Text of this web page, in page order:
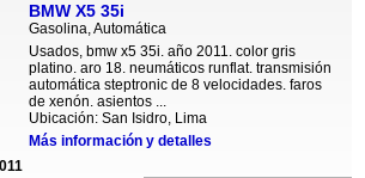
BMW X5 35i
Gasolina, Automática
Usados, bmw x5 35i. año 2011. color gris
platino. aro 18. neumáticos runflat. transmisión
automática steptronic de 8 velocidades. faros
de xenón. asientos ...
Ubicación: San Isidro, Lima
Más información y detalles